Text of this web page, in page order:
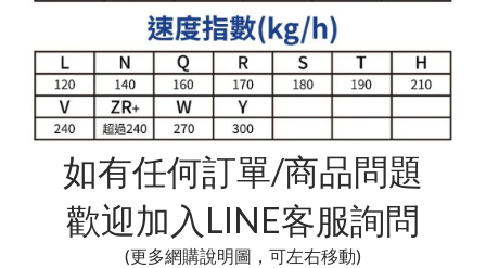
如有任何訂單/商品問題
歡迎加入LINE客服詢問
(更多網購說明圖，可左右移動)